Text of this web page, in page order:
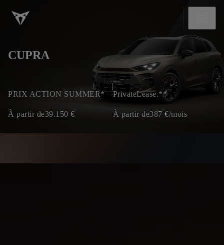
CUPRA
PRIX ACTION SUMMER*
À partir de39.150 €
|
PrivateLease.**
À partir de387 €/mois